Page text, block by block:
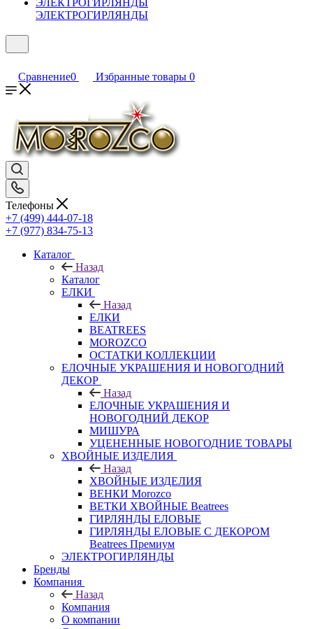
ЭЛЕКТРОГИРЛЯНДЫ
Сравнение0 Избранные товары 0
Телефоны
+7 (499) 444-07-18
+7 (977) 834-75-13
Каталог
Назад
Каталог
ЕЛКИ
Назад
ЕЛКИ
BEATREES
MOROZCO
ОСТАТКИ КОЛЛЕКЦИИ
ЕЛОЧНЫЕ УКРАШЕНИЯ И НОВОГОДНИЙ
ДЕКОР
Назад
ЕЛОЧНЫЕ УКРАШЕНИЯ И
НОВОГОДНИЙ ДЕКОР
МИШУРА
УЦЕНЕННЫЕ НОВОГОДНИЕ ТОВАРЫ
ХВОЙНЫЕ ИЗДЕЛИЯ
Назад
ХВОЙНЫЕ ИЗДЕЛИЯ
ВЕНКИ Morozco
ВЕТКИ ХВОЙНЫЕ Beatrees
ГИРЛЯНДЫ ЕЛОВЫЕ
ГИРЛЯНДЫ ЕЛОВЫЕ С ДЕКОРОМ
Beatrees Премиум
ЭЛЕКТРОГИРЛЯНДЫ
Бренды
Компания
Назад
Компания
О компании